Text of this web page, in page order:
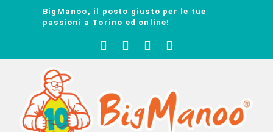
BigManoo, il posto giusto per le tue
passioni a Torino ed online!